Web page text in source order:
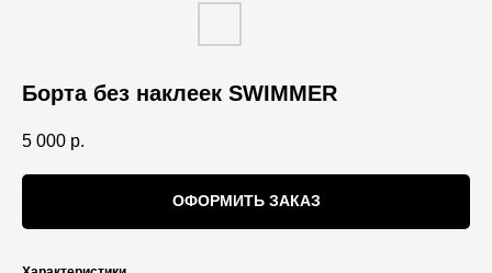
Борта без наклеек SWIMMER
5 000 р.
ОФОРМИТЬ ЗАКАЗ